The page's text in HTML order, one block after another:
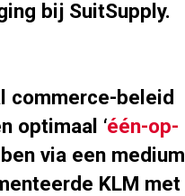
bij SuitSupply.
commerce-beleid
optimaal ‘één-op-
via een medium
KLM met